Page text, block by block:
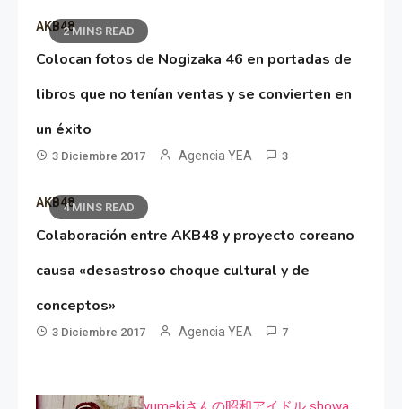
2 MINS READ
AKB48
Colocan fotos de Nogizaka 46 en portadas de
libros que no tenían ventas y se convierten en
un éxito
3 Diciembre 2017 Agencia YEA 3
4 MINS READ
AKB48
Colaboración entre AKB48 y proyecto coreano
causa «desastroso choque cultural y de
conceptos»
3 Diciembre 2017 Agencia YEA 7